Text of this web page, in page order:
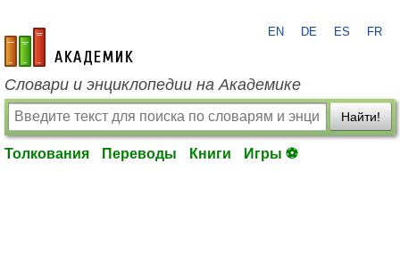
academic.ru
EN DE ES FR
Словари и энциклопедии на Академике
Найти!
Толкования Переводы Книги Игры ⚽